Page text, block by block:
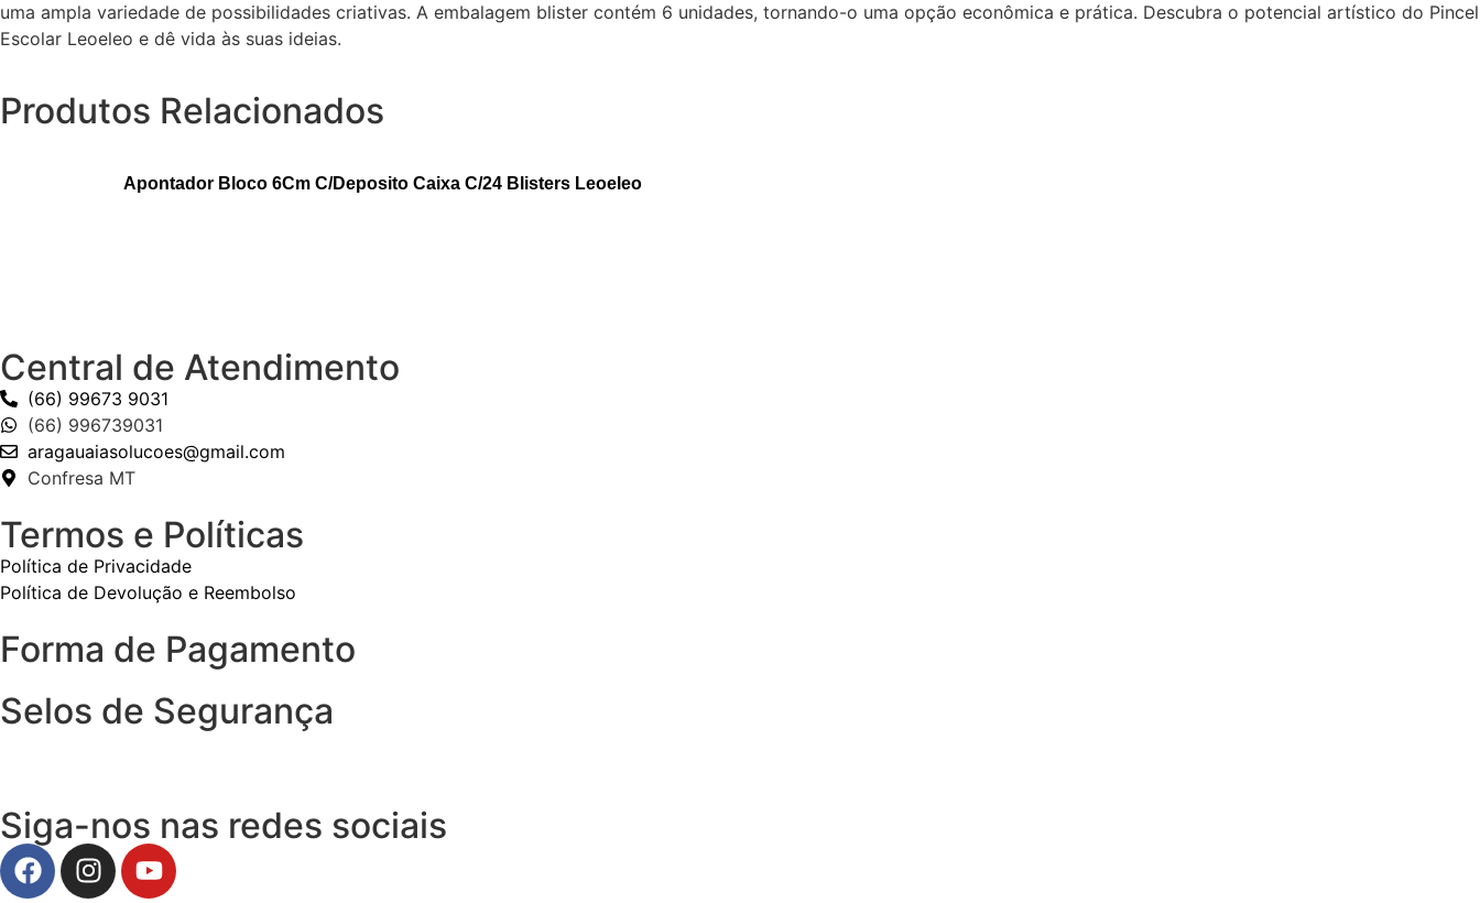
uma ampla variedade de possibilidades criativas. A embalagem blister contém 6 unidades, tornando-o uma opção econômica e prática. Descubra o potencial artístico do Pincel
Escolar Leoeleo e dê vida às suas ideias.
Produtos Relacionados
Apontador Bloco 6Cm C/Deposito Caixa C/24 Blisters Leoeleo
Central de Atendimento
(66) 99673 9031
(66) 996739031
aragauaiasolucoes@gmail.com
Confresa MT
Termos e Políticas
Política de Privacidade
Política de Devolução e Reembolso
Forma de Pagamento
Selos de Segurança
Siga-nos nas redes sociais